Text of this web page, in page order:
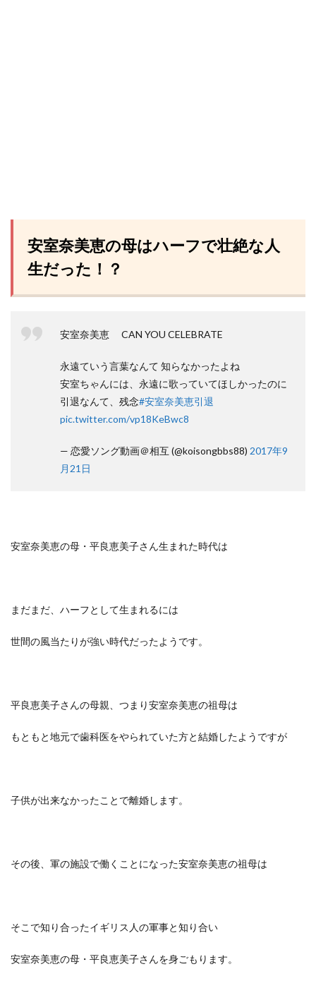
安室奈美恵の母はハーフで壮絶な人
生だった！？
安室奈美恵 CAN YOU CELEBRATE
永遠ていう言葉なんて 知らなかったよね
安室ちゃんには、永遠に歌っていてほしかったのに
引退なんて、残念#安室奈美恵引退
pic.twitter.com/vp18KeBwc8
— 恋愛ソング動画＠相互 (@koisongbbs88) 2017年9
月21日
安室奈美恵の母・平良恵美子さん生まれた時代は
まだまだ、ハーフとして生まれるには
世間の風当たりが強い時代だったようです。
平良恵美子さんの母親、つまり安室奈美恵の祖母は
もともと地元で歯科医をやられていた方と結婚したようですが
子供が出来なかったことで離婚します。
その後、 軍の施設で働くことになった安室奈美恵の祖母は
そこで知り合ったイギリス人の軍事と知り合い
安室奈美恵の母・平良恵美子さんを身ごもります。